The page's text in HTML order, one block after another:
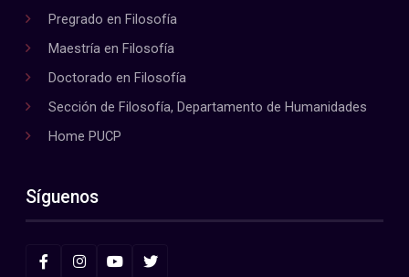
Pregrado en Filosofía
Maestría en Filosofía
Doctorado en Filosofía
Sección de Filosofía, Departamento de Humanidades
Home PUCP
Síguenos